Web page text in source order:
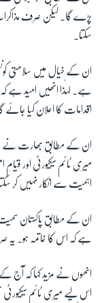
پڑے گا۔ لیکن صرف مذاکرات
سکتا۔
ان کے خیال میں سلامتی
ہے۔ لہٰذا انھیں امید ہے کہ
اقدامات کا اعلان کیا جائے
ان کے مطابق بھارت نے
میری ٹائم سیکیورٹی اور
اہمیت سے انکار نہیں کر
ان کے مطابق پاکستان
ہے کہ اس کا خاتمہ ہو۔ یہ
اس لیے میری ٹائم